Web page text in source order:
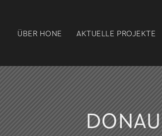
ÜBER HONE AKTUELLE PROJEKTE